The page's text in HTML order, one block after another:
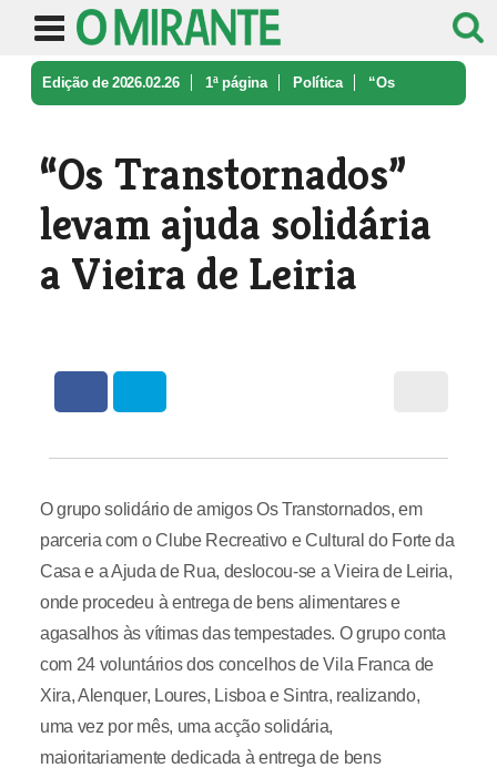
Edição de 2026.02.26 1ª página Política “Os
“Os Transtornados”
levam ajuda solidária
a Vieira de Leiria
O grupo solidário de amigos Os Transtornados, em
parceria com o Clube Recreativo e Cultural do Forte da
Casa e a Ajuda de Rua, deslocou-se a Vieira de Leiria,
onde procedeu à entrega de bens alimentares e
agasalhos às vítimas das tempestades. O grupo conta
com 24 voluntários dos concelhos de Vila Franca de
Xira, Alenquer, Loures, Lisboa e Sintra, realizando,
uma vez por mês, uma acção solidária,
maioritariamente dedicada à entrega de bens